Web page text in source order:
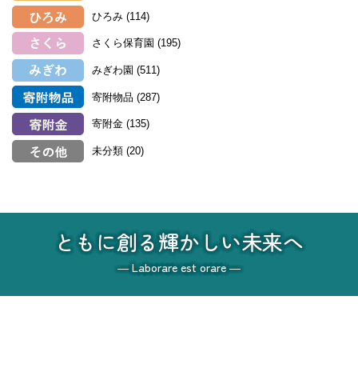
ひろみ (114)
さくら保育園 (195)
みぎわ園 (511)
寄附物品 (287)
寄附金 (135)
未分類 (20)
ともに創る輝かしい未来へ
― Laborare est orare ―